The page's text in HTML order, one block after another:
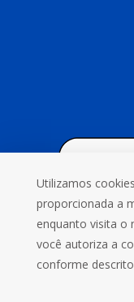
Utilizamos
proporcionada a
enquanto visita o
você autoriza a
conforme